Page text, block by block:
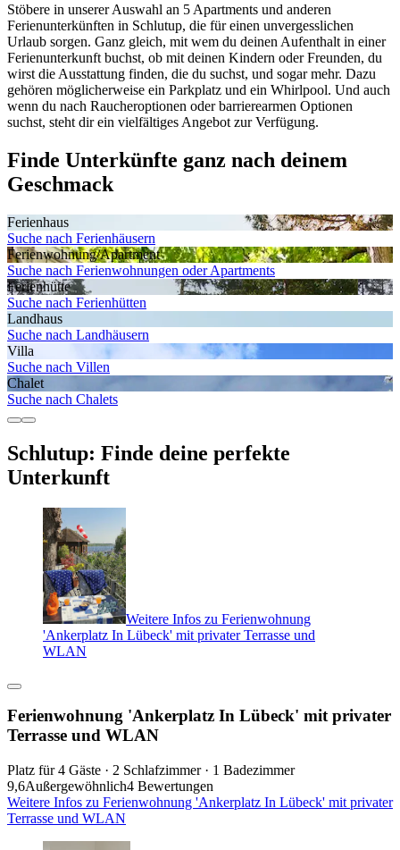
Stöbere in unserer Auswahl an 5 Apartments und anderen
Ferienunterkünften in Schlutup, die für einen unvergesslichen
Urlaub sorgen. Ganz gleich, mit wem du deinen Aufenthalt in einer
Ferienunterkunft buchst, ob mit deinen Kindern oder Freunden, du
wirst die Ausstattung finden, die du suchst, und sogar mehr. Dazu
gehören möglicherweise ein Parkplatz und ein Whirlpool. Und auch
wenn du nach Raucheroptionen oder barrierearmen Optionen
suchst, steht dir ein vielfältiges Angebot zur Verfügung.
Finde Unterkünfte ganz nach deinem
Geschmack
Ferienhaus
Suche nach Ferienhäusern
Ferienwohnung/Apartment
Suche nach Ferienwohnungen oder Apartments
Ferienhütte
Suche nach Ferienhütten
Landhaus
Suche nach Landhäusern
Villa
Suche nach Villen
Chalet
Suche nach Chalets
Schlutup: Finde deine perfekte
Unterkunft
Weitere Infos zu Ferienwohnung
'Ankerplatz In Lübeck' mit privater Terrasse und
WLAN
Ferienwohnung 'Ankerplatz In Lübeck' mit privater
Terrasse und WLAN
Platz für 4 Gäste · 2 Schlafzimmer · 1 Badezimmer
9,6Außergewöhnlich4 Bewertungen
Weitere Infos zu Ferienwohnung 'Ankerplatz In Lübeck' mit privater
Terrasse und WLAN